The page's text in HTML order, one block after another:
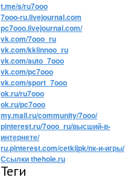
t.me/s/ru7ooo
7ooo-ru.livejournal.com
pc7ooo.livejournal.com/
vk.com/7ooo_ru
vk.com/kkiinnoo_ru
vk.com/auto_7ooo
vk.com/pc7ooo
vk.com/sport_7ooo
ok.ru/ru7ooo
ok.ru/pc7ooo
my.mail.ru/community/7ooo/
pinterest.ru/7ooo_ru/высший-в-
интернете/
ru.pinterest.com/cetkijpk/пк-и-игры/
Ссылки thehole.ru
Теги